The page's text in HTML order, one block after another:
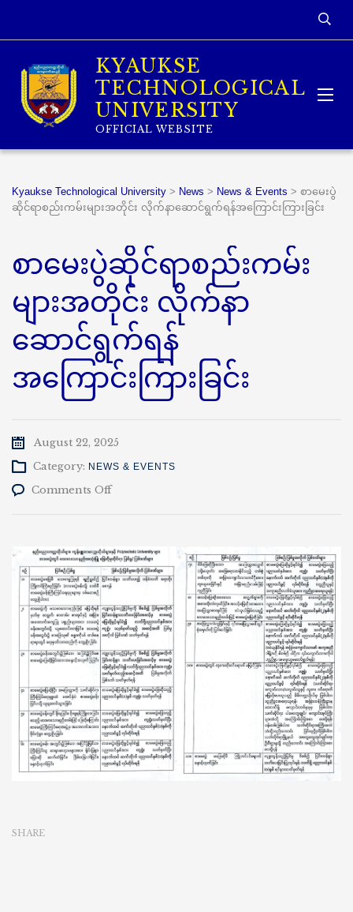
KYAUKSE
TECHNOLOGICAL
UNIVERSITY
OFFICIAL WEBSITE
Kyaukse Technological University > News > News & Events > စာမေးပွဲ
ဆိုင်ရာစည်းကမ်းများအတိုင်း လိုက်နာဆောင်ရွက်ရန်အကြောင်းကြားခြင်း
စာမေးပွဲဆိုင်ရာစည်းကမ်း
များအတိုင်း လိုက်နာ
ဆောင်ရွက်ရန်
အကြောင်းကြားခြင်း
August 22, 2025
Category: NEWS & EVENTS
Comments Offon
များ
အတိုင်း
လိုက်နာ
ရန်
အကြောင်းကြား
ခြင်း
SHARE